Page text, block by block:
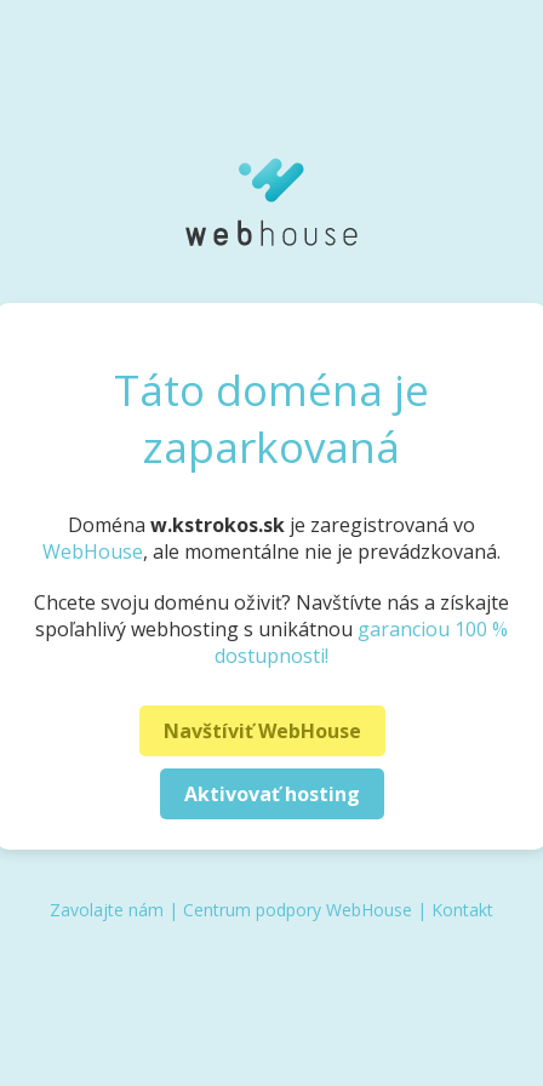
Táto doména je
zaparkovaná
Doména w.kstrokos.sk je zaregistrovaná vo
WebHouse, ale momentálne nie je prevádzkovaná.
Chcete svoju doménu oživiť? Navštívte nás a získajte
spoľahlivý webhosting s unikátnou garanciou 100 %
dostupnosti!
Navštíviť WebHouse
Aktivovať hosting
Zavolajte nám | Centrum podpory WebHouse | Kontakt